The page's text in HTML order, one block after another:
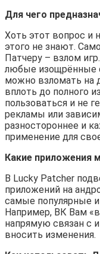
Для чего
Хоть этот вопрос и
этого не знают.
Патчеру – взлом
любые изощрённые
можно взломать на
вплоть до полного
пользоваться и не
рекламы или
разностороннее и
применение для
Какие приложения
В Lucky Patcher
приложений на
самые популярные
Например, ВК Вам
напрямую связан с
вносить изменения.